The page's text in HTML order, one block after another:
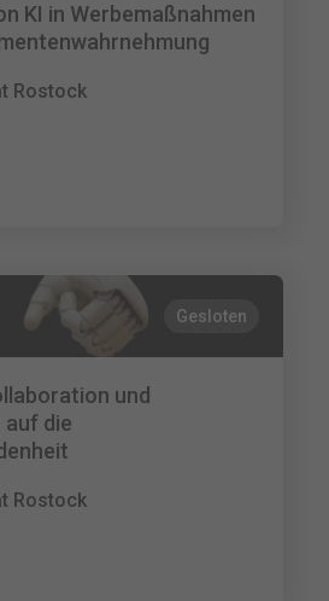
KI in Werbemaßnahmen
Rostock
Gesloten
und
auf die
Rostock